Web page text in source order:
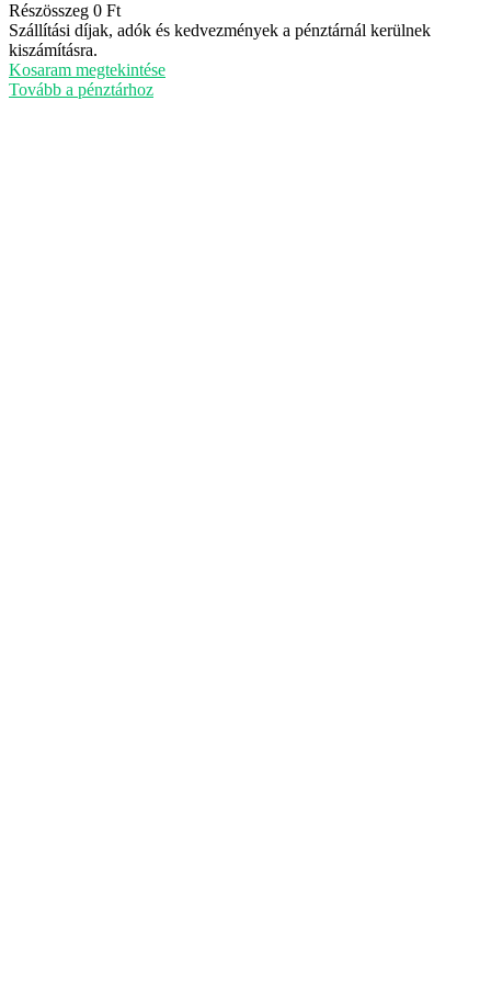
Termékek
a
kosárban
Részösszeg 0 Ft
Szállítási díjak, adók és kedvezmények a pénztárnál kerülnek
kiszámításra.
Kosaram megtekintése
Tovább a pénztárhoz